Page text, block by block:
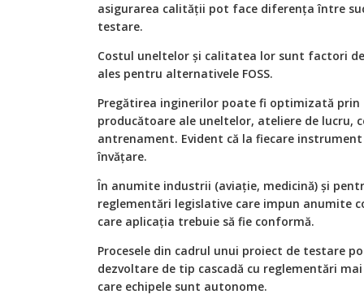
asigurarea calităţii pot face diferenţa între
testare.
Costul uneltelor şi calitatea lor sunt factori
ales pentru alternativele FOSS.
Pregătirea inginerilor poate fi optimizată
producătoare ale uneltelor, ateliere de lucru,
antrenament. Evident că la fiecare
învăţare.
În anumite industrii (aviaţie, medicină) şi
reglementări legislative care impun anumite
care aplicaţia trebuie să fie conformă.
Procesele din cadrul unui proiect de testare
dezvoltare de tip cascadă cu reglementări
care echipele sunt autonome.